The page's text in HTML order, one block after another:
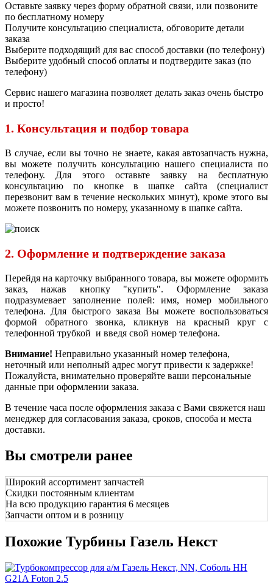
Оставьте заявку через форму обратной связи, или позвоните
по бесплатному номеру
Получите консультацию специалиста, обговорите детали
заказа
Выберите подходящий для вас способ доставки (по телефону)
Выберите удобный способ оплаты и подтвердите заказ (по
телефону)
Сервис нашего магазина позволяет делать заказ очень быстро
и просто!
1. Консультация и подбор товара
В случае, если вы точно не знаете, какая автозапчасть нужна,
вы можете получить консультацию нашего специалиста по
телефону. Для этого оставьте заявку на бесплатную
консультацию по кнопке в шапке сайта (специалист
перезвонит вам в течение нескольких минут), кроме этого вы
можете позвонить по номеру, указанному в шапке сайта.
2. Оформление и подтверждение заказа
Перейдя на карточку выбранного товара, вы можете оформить
заказ, нажав кнопку "купить". Оформление заказа
подразумевает заполнение полей: имя, номер мобильного
телефона. Для быстрого заказа Вы можете воспользоваться
формой обратного звонка, кликнув на красный круг с
телефонной трубкой и введя свой номер телефона.
Внимание! Неправильно указанный номер телефона,
неточный или неполный адрес могут привести к задержке!
Пожалуйста, внимательно проверяйте ваши персональные
данные при оформлении заказа.
В течение часа после оформления заказа с Вами свяжется наш
менеджер для согласования заказа, сроков, способа и места
доставки.
Вы смотрели ранее
Широкий ассортимент запчастей
Скидки постоянным клиентам
На всю продукцию гарантия 6 месяцев
Запчасти оптом и в розницу
Похожие Турбины Газель Некст